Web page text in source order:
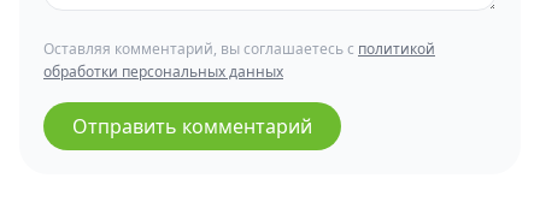
Оставляя комментарий, вы соглашаетесь с политикой
обработки персональных данных
Отправить комментарий